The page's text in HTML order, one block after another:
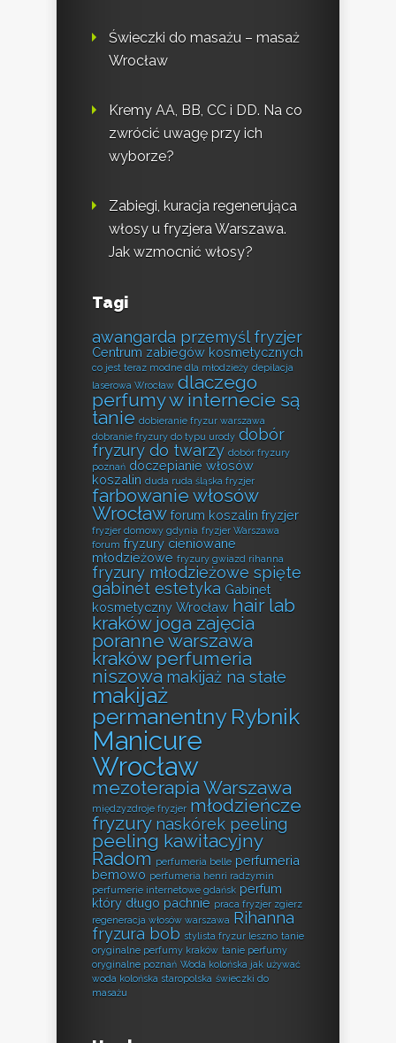
Świeczki do masażu – masaż
Wrocław
Kremy AA, BB, CC i DD. Na co
zwrócić uwagę przy ich
wyborze?
Zabiegi, kuracja regenerująca
włosy u fryzjera Warszawa.
Jak wzmocnić włosy?
Tagi
awangarda przemyśl fryzjer
Centrum zabiegów kosmetycznych
co jest teraz modne dla młodzieży depilacja
laserowa Wrocław dlaczego
perfumy w internecie są
tanie dobieranie fryzur warszawa
dobranie fryzury do typu urody dobór
fryzury do twarzy dobór fryzury
poznań doczepianie włosów
koszalin duda ruda śląska fryzjer
farbowanie włosów
Wrocław forum koszalin fryzjer
fryzjer domowy gdynia fryzjer Warszawa
forum fryzury cieniowane
młodzieżowe fryzury gwiazd rihanna
fryzury młodzieżowe spięte
gabinet estetyka Gabinet
kosmetyczny Wrocław hair lab
kraków joga zajęcia
poranne warszawa
kraków perfumeria
niszowa makijaż na stałe
makijaż
permanentny Rybnik
Manicure
Wrocław
mezoterapia Warszawa
międzyzdroje fryzjer młodzieńcze
fryzury naskórek peeling
peeling kawitacyjny
Radom perfumeria belle perfumeria
bemowo perfumeria henri radzymin
perfumerie internetowe gdańsk perfum
który długo pachnie praca fryzjer zgierz
regeneracja włosów warszawa Rihanna
fryzura bob stylista fryzur leszno tanie
oryginalne perfumy kraków tanie perfumy
oryginalne poznań Woda kolońska jak używać
woda kolońska staropolska świeczki do
masażu